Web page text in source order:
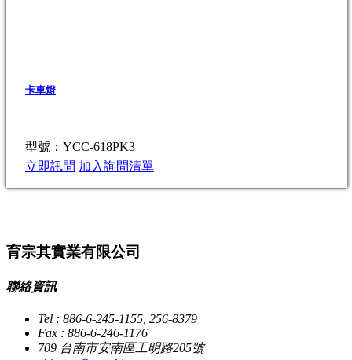
卡車燈
型號：YCC-618PK3
立即訊問 加入詢問清單
育宗其實業有限公司
聯絡資訊
Tel : 886-6-245-1155, 256-8379
Fax : 886-6-246-1176
709 台南市安南區工明路205號